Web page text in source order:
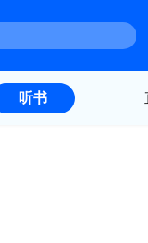
听书